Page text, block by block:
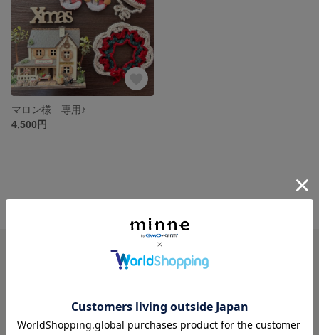
マロン様 専用♪
4,500円
minneについて